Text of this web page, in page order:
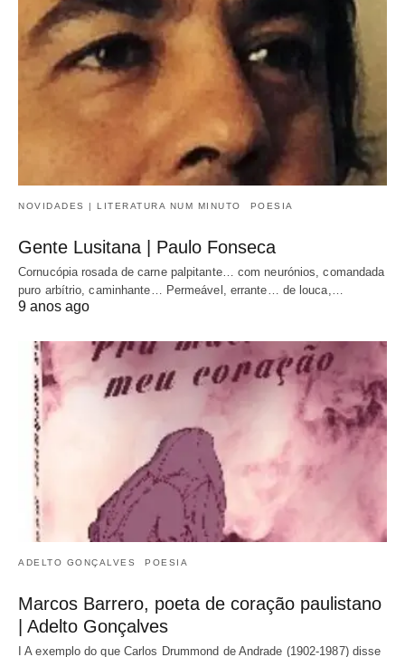
NOVIDADES | LITERATURA NUM MINUTO POESIA
Gente Lusitana | Paulo Fonseca
Cornucópia rosada de carne palpitante… com neurónios, comandada
puro arbítrio, caminhante… Permeável, errante… de louca,…
9 anos ago
ADELTO GONÇALVES POESIA
Marcos Barrero, poeta de coração paulistano
| Adelto Gonçalves
I A exemplo do que Carlos Drummond de Andrade (1902-1987) disse